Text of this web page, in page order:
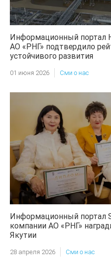
Информационный портал
АО «РНГ» подтвердило
устойчивого развития
01 июня 2026 Сми о нас
Информационный портал
компании АО «РНГ»
Якутии
28 апреля 2026 Сми о нас